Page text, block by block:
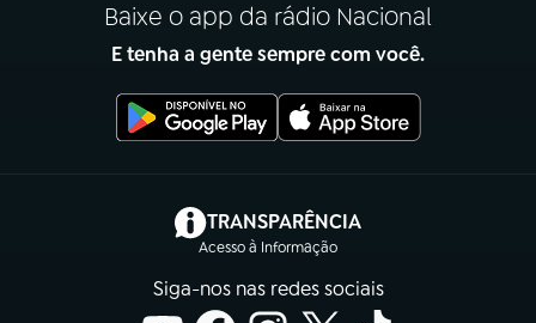
Baixe o app da rádio Nacional
E tenha a gente sempre com você.
TRANSPARÊNCIA
Acesso à Informação
(abre em nova aba)
Siga-nos nas redes sociais